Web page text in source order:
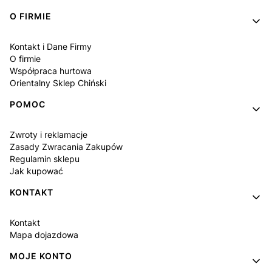
Linki w stopce
O FIRMIE
Kontakt i Dane Firmy
O firmie
Współpraca hurtowa
Orientalny Sklep Chiński
POMOC
Zwroty i reklamacje
Zasady Zwracania Zakupów
Regulamin sklepu
Jak kupować
KONTAKT
Kontakt
Mapa dojazdowa
MOJE KONTO